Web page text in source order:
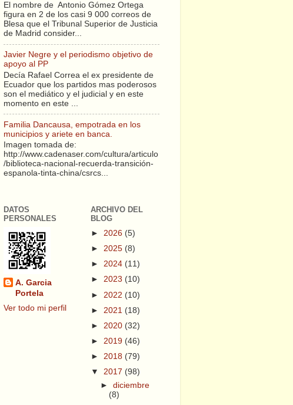
El nombre de Antonio Gómez Ortega
figura en 2 de los casi 9 000 correos de
Blesa que el Tribunal Superior de Justicia
de Madrid consider...
Javier Negre y el periodismo objetivo de
apoyo al PP
Decía Rafael Correa el ex presidente de
Ecuador que los partidos mas poderosos
son el mediático y el judicial y en este
momento en este ...
Familia Dancausa, empotrada en los
municipios y ariete en banca.
Imagen tomada de:
http://www.cadenaser.com/cultura/articulo
/biblioteca-nacional-recuerda-transición-
espanola-tinta-china/csrcs...
DATOS
PERSONALES
A. Garcia
Portela
Ver todo mi perfil
ARCHIVO DEL
BLOG
► 2026 (5)
► 2025 (8)
► 2024 (11)
► 2023 (10)
► 2022 (10)
► 2021 (18)
► 2020 (32)
► 2019 (46)
► 2018 (79)
▼ 2017 (98)
►diciembre
(8)